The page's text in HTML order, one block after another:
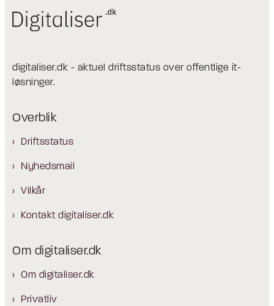
digitaliser.dk - aktuel driftsstatus over offentlige it-
løsninger.
Overblik
Driftsstatus
Nyhedsmail
Vilkår
Kontakt digitaliser.dk
Om digitaliser.dk
Om digitaliser.dk
Privatliv